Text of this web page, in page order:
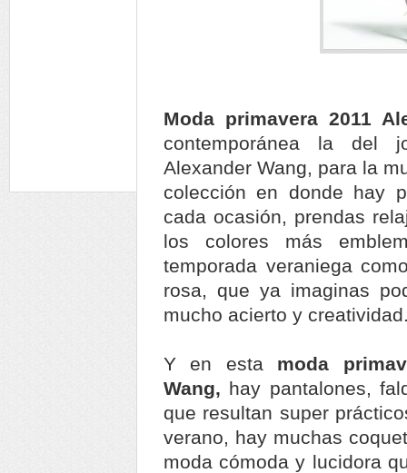
Moda primavera 2011
contemporánea la del
Alexander Wang, para la
colección en donde hay
cada ocasión, prendas
los colores más
temporada veraniega
rosa, que ya imaginas
mucho acierto y
Y en esta moda
Wang, hay pantalones,
que resultan super
verano, hay muchas
moda cómoda y lucidora